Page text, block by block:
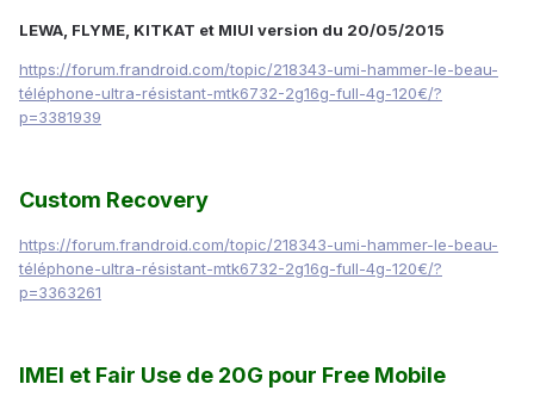
LEWA, FLYME, KITKAT et MIUI version du 20/05/2015
https://forum.frandroid.com/topic/218343-umi-hammer-le-beau-
téléphone-ultra-résistant-mtk6732-2g16g-full-4g-120€/?
p=3381939
Custom Recovery
https://forum.frandroid.com/topic/218343-umi-hammer-le-beau-
téléphone-ultra-résistant-mtk6732-2g16g-full-4g-120€/?
p=3363261
IMEI et Fair Use de 20G pour Free Mobile